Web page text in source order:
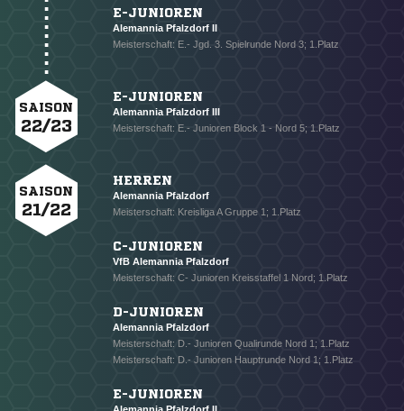
E-JUNIOREN
Alemannia Pfalzdorf II
Meisterschaft: E.- Jgd. 3. Spielrunde Nord 3; 1.Platz
SAISON
22/23
E-JUNIOREN
Alemannia Pfalzdorf III
Meisterschaft: E.- Junioren Block 1 - Nord 5; 1.Platz
SAISON
21/22
HERREN
Alemannia Pfalzdorf
Meisterschaft: Kreisliga A Gruppe 1; 1.Platz
C-JUNIOREN
VfB Alemannia Pfalzdorf
Meisterschaft: C- Junioren Kreisstaffel 1 Nord; 1.Platz
D-JUNIOREN
Alemannia Pfalzdorf
Meisterschaft: D.- Junioren Qualirunde Nord 1; 1.Platz
Meisterschaft: D.- Junioren Hauptrunde Nord 1; 1.Platz
E-JUNIOREN